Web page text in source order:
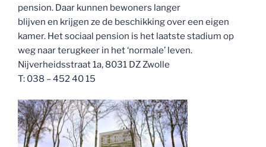
pension. Daar kunnen bewoners langer
blijven en krijgen ze de beschikking over een eigen
kamer. Het sociaal pension is het laatste stadium op
weg naar terugkeer in het ‘normale’ leven.
Nijverheidsstraat 1a, 8031 DZ Zwolle
T: 038 – 452 40 15